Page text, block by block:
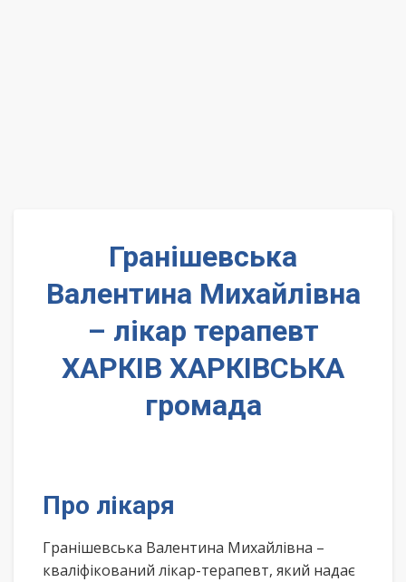
Гранішевська
Валентина Михайлівна
– лікар терапевт
ХАРКІВ ХАРКІВСЬКА
громада
Про лікаря
Гранішевська Валентина Михайлівна –
кваліфікований лікар-терапевт, який надає